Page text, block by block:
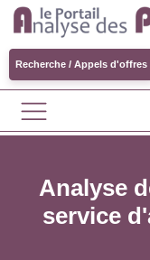
Recherche / Appels d'offres
Analyse
service